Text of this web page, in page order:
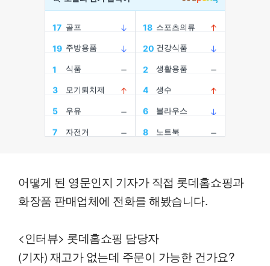
어떻게 된 영문인지 기자가 직접 롯데홈쇼핑과
화장품 판매업체에 전화를 해봤습니다.
<인터뷰> 롯데홈쇼핑 담당자
(기자) 재고가 없는데 주문이 가능한 건가요?